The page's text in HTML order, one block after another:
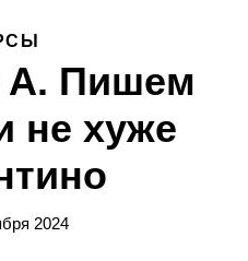
А. Пишем
не хуже
2024